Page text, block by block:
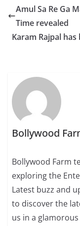
Amul Sa Re Ga
Time revealed
Karam Rajpal
Bollywood
Bollywood Farm
exploring the
Latest buzz and
to discover the
us in a